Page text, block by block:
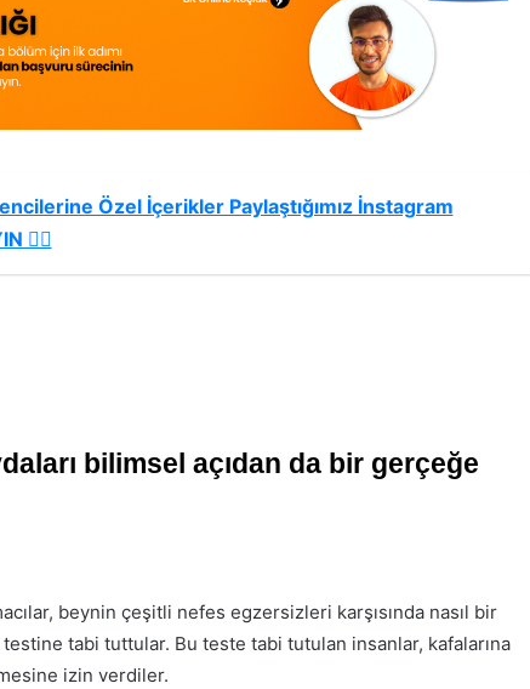
Özel İçerikler Paylaştığımız İnstagram
👈🏻
bilimsel açıdan da bir gerçeğe
beynin çeşitli nefes egzersizleri karşısında nasıl bir
tabi tuttular. Bu teste tabi tutulan insanlar, kafalarına
izin verdiler.